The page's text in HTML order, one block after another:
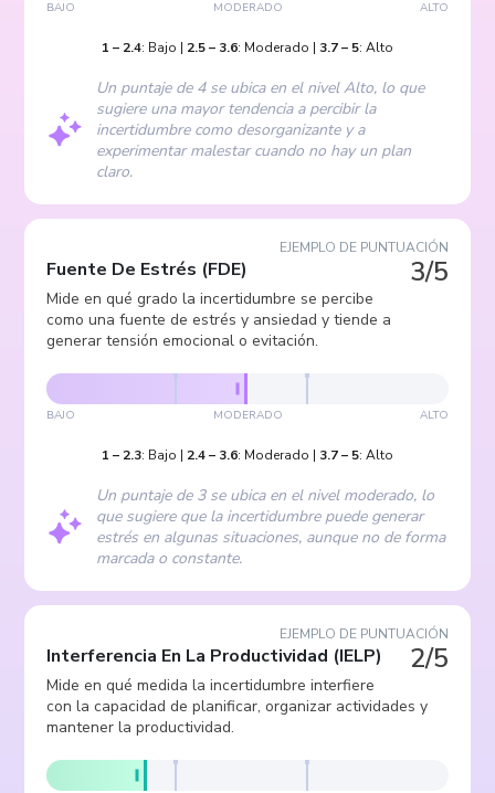
BAJO MODERADO ALTO
1 – 2.4: Bajo | 2.5– 3.6: Moderado | 3.7– 5: Alto
Un puntaje de 4 se ubica en el nivel Alto, lo que
sugiere una mayor tendencia a percibir la
incertidumbre como desorganizante y a
experimentar malestar cuando no hay un plan
claro.
EJEMPLO DE PUNTUACIÓN
3/5
Fuente De Estrés (FDE)
Mide en qué grado la incertidumbre se percibe
como una fuente de estrés y ansiedad y tiende a
generar tensión emocional o evitación.
BAJO MODERADO ALTO
1 – 2.3: Bajo | 2.4– 3.6: Moderado | 3.7– 5: Alto
Un puntaje de 3 se ubica en el nivel moderado, lo
que sugiere que la incertidumbre puede generar
estrés en algunas situaciones, aunque no de forma
marcada o constante.
EJEMPLO DE PUNTUACIÓN
2/5
Interferencia En La Productividad (IELP)
Mide en qué medida la incertidumbre interfiere
con la capacidad de planificar, organizar actividades y
mantener la productividad.